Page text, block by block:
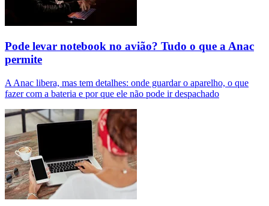
Pode levar notebook no avião? Tudo o que a Anac
permite
A Anac libera, mas tem detalhes: onde guardar o aparelho, o que
fazer com a bateria e por que ele não pode ir despachado